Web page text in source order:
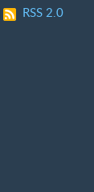
RSS 2.0